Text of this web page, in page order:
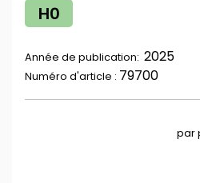
H0
Année de publication: 2025
Numéro d'article : 79700
par